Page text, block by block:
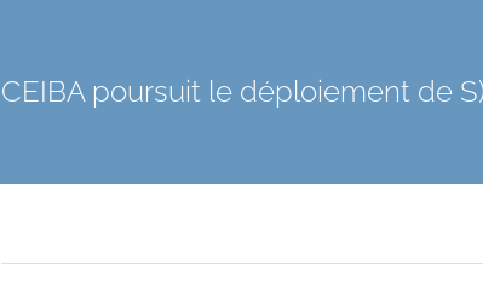
CEIBA poursuit le déploiement de